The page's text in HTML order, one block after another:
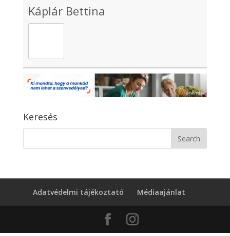
Káplár Bettina
Keresés
Adatvédelmi tájékoztató Médiaajánlat